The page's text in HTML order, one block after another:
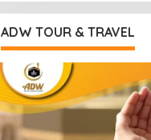
ADW TOUR & TRAVEL